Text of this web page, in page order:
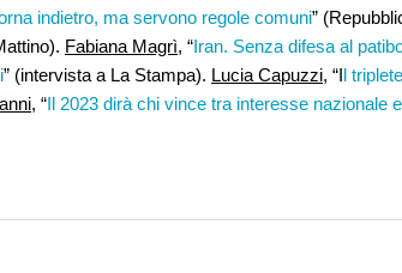
indietro, ma servono regole comuni”
Fabiana Magrì, “Iran. Senza difesa al
” (intervista a La Stampa). Lucia Capuzzi, “Il
, “Il 2023 dirà chi vince tra interesse nazionale